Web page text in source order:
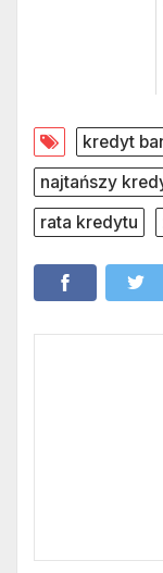
kredyt
najtańszy
rata kredytu